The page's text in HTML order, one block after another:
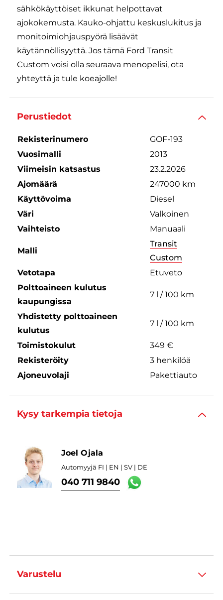
sähkökäyttöiset ikkunat helpottavat
ajokokemusta. Kauko-ohjattu keskuslukitus ja
monitoimiohjauspyörä lisäävät
käytännöllisyyttä. Jos tämä Ford Transit
Custom voisi olla seuraava menopelisi, ota
yhteyttä ja tule koeajolle!
Perustiedot
Rekisterinumero
GOF-193
Vuosimalli
2013
Viimeisin katsastus
23.2.2026
Ajomäärä
247000 km
Käyttövoima
Diesel
Väri
Valkoinen
Vaihteisto
Manuaali
Malli
Transit
Custom
Vetotapa
Etuveto
Polttoaineen kulutus
kaupungissa
7 l / 100 km
Yhdistetty polttoaineen
kulutus
7 l / 100 km
Toimistokulut
349 €
Rekisteröity
3 henkilöä
Ajoneuvolaji
Pakettiauto
Kysy tarkempia tietoja
Joel Ojala
Automyyjä FI | EN | SV | DE
040 711 9840
Varustelu